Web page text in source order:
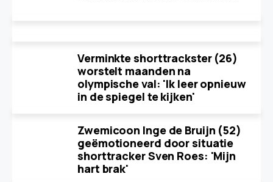
Verminkte shorttrackster (26)
worstelt maanden na
olympische val: 'Ik leer opnieuw
in de spiegel te kijken'
Zwemicoon Inge de Bruijn (52)
geëmotioneerd door situatie
shorttracker Sven Roes: 'Mijn
hart brak'